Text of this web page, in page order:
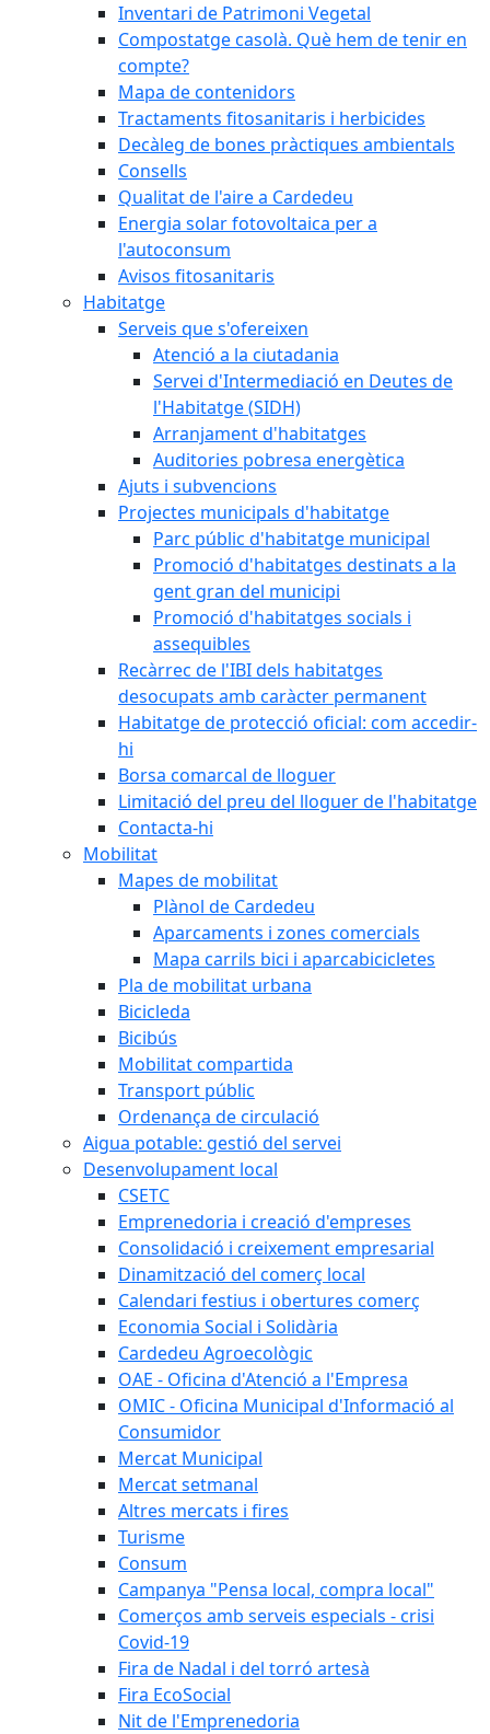
Inventari de Patrimoni Vegetal
Compostatge casolà. Què hem de tenir en
compte?
Mapa de contenidors
Tractaments fitosanitaris i herbicides
Decàleg de bones pràctiques ambientals
Consells
Qualitat de l'aire a Cardedeu
Energia solar fotovoltaica per a
l'autoconsum
Avisos fitosanitaris
Habitatge
Serveis que s'ofereixen
Atenció a la ciutadania
Servei d'Intermediació en Deutes de
l'Habitatge (SIDH)
Arranjament d'habitatges
Auditories pobresa energètica
Ajuts i subvencions
Projectes municipals d'habitatge
Parc públic d'habitatge municipal
Promoció d'habitatges destinats a la
gent gran del municipi
Promoció d'habitatges socials i
assequibles
Recàrrec de l'IBI dels habitatges
desocupats amb caràcter permanent
Habitatge de protecció oficial: com accedir-
hi
Borsa comarcal de lloguer
Limitació del preu del lloguer de l'habitatge
Contacta-hi
Mobilitat
Mapes de mobilitat
Plànol de Cardedeu
Aparcaments i zones comercials
Mapa carrils bici i aparcabicicletes
Pla de mobilitat urbana
Bicicleda
Bicibús
Mobilitat compartida
Transport públic
Ordenança de circulació
Aigua potable: gestió del servei
Desenvolupament local
CSETC
Emprenedoria i creació d'empreses
Consolidació i creixement empresarial
Dinamització del comerç local
Calendari festius i obertures comerç
Economia Social i Solidària
Cardedeu Agroecològic
OAE - Oficina d'Atenció a l'Empresa
OMIC - Oficina Municipal d'Informació al
Consumidor
Mercat Municipal
Mercat setmanal
Altres mercats i fires
Turisme
Consum
Campanya "Pensa local, compra local"
Comerços amb serveis especials - crisi
Covid-19
Fira de Nadal i del torró artesà
Fira EcoSocial
Nit de l'Emprenedoria